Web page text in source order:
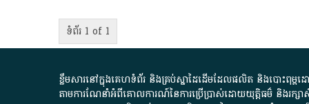
ទំព័រ 1 of 1
ខ្លឹមសារ​នៅ​ក្នុង​គេហទំព័រ និង​គ្រប់​ស្នា​ដៃ​ដើម​ដែល​ផលិត​ និង​បោះពុម្ព​
តាមការ​ណែនាំ​អំពី​គោលការណ៍​នៃ​ការ​ប្រើប្រាស់​ដោយ​យុត្តិធម៌​ និង​រក្ស